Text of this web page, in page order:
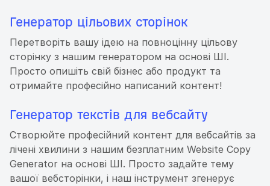
Генератор цільових сторінок
Перетворіть вашу ідею на повноцінну цільову
сторінку з нашим генератором на основі ШІ.
Просто опишіть свій бізнес або продукт та
отримайте професійно написаний контент!
Генератор текстів для вебсайту
Створюйте професійний контент для вебсайтів за
лічені хвилини з нашим безплатним Website Copy
Generator на основі ШІ. Просто задайте тему
вашої вебсторінки, і наш інструмент згенерує